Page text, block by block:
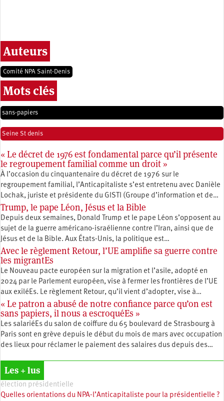
Auteurs
Comité NPA Saint-Denis
Mots clés
sans-papiers
Seine St denis
« Le décret de 1976 est fondamental parce qu’il présente
le regroupement familial comme un droit »
À l’occasion du cinquantenaire du décret de 1976 sur le
regroupement familial, l’Anticapitaliste s’est entretenu avec Danièle
Lochak, juriste et présidente du GISTI (Groupe d’information et de…
Trump, le pape Léon, Jésus et la Bible
Depuis deux semaines, Donald Trump et le pape Léon s’opposent au
sujet de la guerre américano-israélienne contre l’Iran, ainsi que de
Jésus et de la Bible. Aux États-Unis, la politique est…
Avec le règlement Retour, l’UE amplifie sa guerre contre
les migrantEs
Le Nouveau pacte européen sur la migration et l’asile, adopté en
2024 par le Parlement européen, vise à fermer les frontières de l’UE
aux exiléEs. Le règlement Retour, qu’il vient d’adopter, vise à…
« Le patron a abusé de notre confiance parce qu’on est
sans papiers, il nous a escroquéEs »
Les salariéEs du salon de coiffure du 65 boulevard de Strasbourg à
Paris sont en grève depuis le début du mois de mars avec occupation
des lieux pour réclamer le paiement des salaires dus depuis des…
Les + lus
élection présidentielle
Quelles orientations du NPA-l’Anticapitaliste pour la présidentielle ?